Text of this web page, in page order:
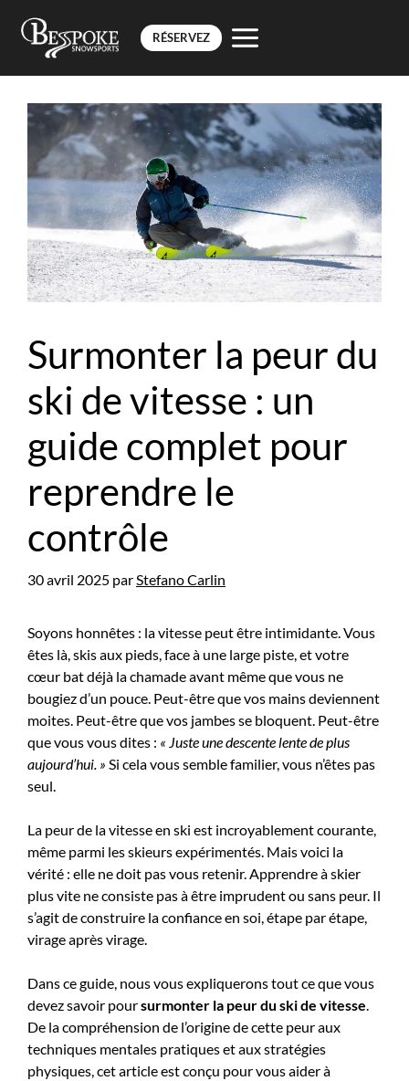
RÉSERVEZ
contenu
Surmonter la peur du
ski de vitesse : un
guide complet pour
reprendre le
contrôle
30 avril 2025 parStefano Carlin
Soyons honnêtes : la vitesse peut être intimidante. Vous
êtes là, skis aux pieds, face à une large piste, et votre
cœur bat déjà la chamade avant même que vous ne
bougiez d’un pouce. Peut-être que vos mains deviennent
moites. Peut-être que vos jambes se bloquent. Peut-être
que vous vous dites : « Juste une descente lente de plus
aujourd’hui. » Si cela vous semble familier, vous n’êtes pas
seul.
La peur de la vitesse en ski est incroyablement courante,
même parmi les skieurs expérimentés. Mais voici la
vérité : elle ne doit pas vous retenir. Apprendre à skier
plus vite ne consiste pas à être imprudent ou sans peur. Il
s’agit de construire la confiance en soi, étape par étape,
virage après virage.
Dans ce guide, nous vous expliquerons tout ce que vous
devez savoir poursurmonter la peur du ski de vitesse.
De la compréhension de l’origine de cette peur aux
techniques mentales pratiques et aux stratégies
physiques, cet article est conçu pour vous aider à